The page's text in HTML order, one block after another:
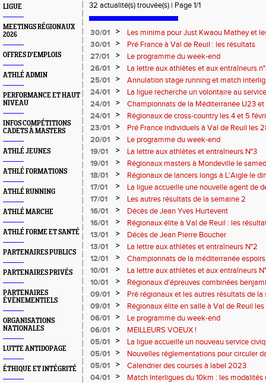
LIGUE
MEETINGS RÉGIONAUX
2026
OFFRES D'EMPLOIS
ATHLÉ ADMIN
PERFORMANCE ET HAUT
NIVEAU
INFOS COMPÉTITIONS
CADETS À MASTERS
ATHLÉ JEUNES
ATHLÉ FORMATIONS
ATHLÉ RUNNING
ATHLÉ MARCHE
ATHLÉ FORME ET SANTÉ
PARTENAIRES PUBLICS
PARTENAIRES PRIVÉS
PARTENAIRES
ÉVÈNEMENTIELS
ORGANISATIONS
NATIONALES
LUTTE ANTIDOPAGE
ÉTHIQUE ET INTÉGRITÉ
32 actualité(s) trouvée(s) | Page 1/1
30/01 >
Les minima pour Just Kwaou Mathey et
semaine 4
30/01 >
Pré France à Val de Reuil : les résultats
27/01
>
Le programme du week-end
26/01
>
La lettre aux athlètes et aux entraîneurs
25/01
>
Annulation stage running et match
24/01
>
La ligue recherche un volontaire au
24/01
>
Championnats de la Méditerranée U23
semaine 3
24/01 >
Régionaux de cross-country les 4 et 5
informations
23/01 >
Pré France individuels à Val de Reuil les
informations (horaire modifié le 26 janvier)
20/01 >
Le programme du week-end
19/01
>
La lettre aux athlètes et entraîneurs N°3
19/01
>
Régionaux masters à Mondeville le
18/01
>
Régionaux de lancers longs à L'Aigle le
17/01
>
La ligue accueille une nouvelle agent de
17/01
>
Les autres résultats de la semaine 2
16/01
>
Décès de Jean Yves Hurtevent
16/01
>
Régionaux élite à Val de Reuil : les
13/01
>
Décès de Jean Pierre Boucher
13/01
>
La lettre aux athlètes et entraîneurs N°2
12/01
>
Championnats de la méditerranée
sélection française
10/01 >
La lettre aux athlètes et aux entraîneurs
10/01
>
Régionaux d'épreuves combinées
février 2023 : les informations
09/01 >
Pré régionaux et les autres résultats de la
09/01
>
Régionaux élite en salle à Val de Reuil les
modifié au 13 janvier
06/01 >
Le programme du week-end
06/01
>
MEILLEURS VOEUX !
05/01
>
La ligue accueille un nouveau service
05/01
>
Nouvelles réglementations pour circuler
Le Crit'Air
05/01 >
Calendrier des courses à label 2023
04/01
>
Match Interligues du 10km : les modalités